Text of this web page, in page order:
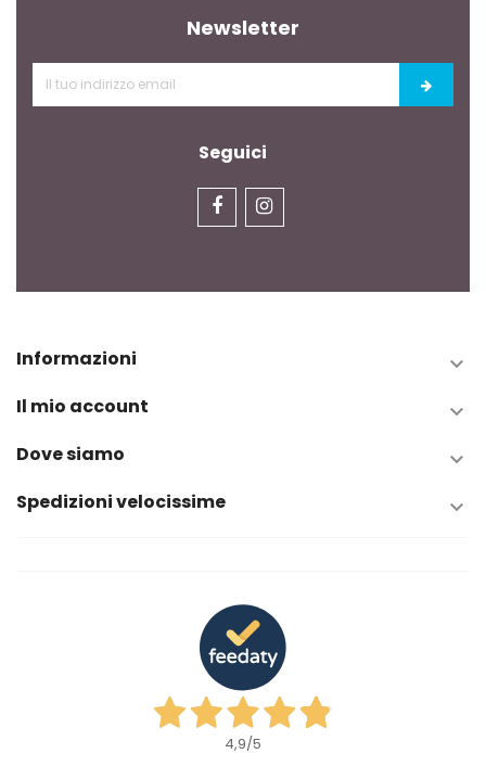
Newsletter
Seguici
Informazioni 
Il mio account 
Dove siamo 
Spedizioni velocissime 
4,9/5